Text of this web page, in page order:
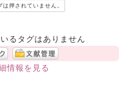
押されていません。
るタグはありません
情報を見る